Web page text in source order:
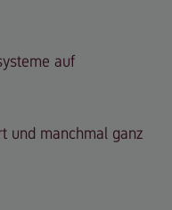
auf
und manchmal ganz